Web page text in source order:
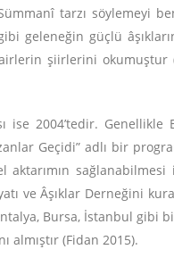
tarzı söylemeyi
geleneğin güçlü
şiirlerini okumuştur
ise 2004’tedir. Genellikle
Geçidi” adlı bir
sağlanabilmesi
ve Âşıklar Derneğini
Bursa, İstanbul gibi
almıştır (Fidan 2015).